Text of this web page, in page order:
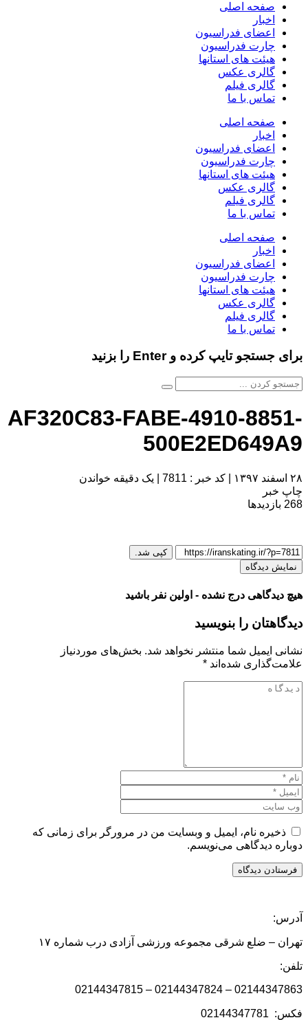
صفحه اصلی
اخبار
اعضای فدراسیون
چارت فدراسیون
هیئت های استانها
گالری عکس
گالری فیلم
تماس با ما
صفحه اصلی
اخبار
اعضای فدراسیون
چارت فدراسیون
هیئت های استانها
گالری عکس
گالری فیلم
تماس با ما
صفحه اصلی
اخبار
اعضای فدراسیون
چارت فدراسیون
هیئت های استانها
گالری عکس
گالری فیلم
تماس با ما
برای جستجو تایپ کرده و Enter را بزنید
AF320C83-FABE-4910-8851-
500E2ED649A9
۲۸ اسفند ۱۳۹۷ کد خبر : 7811
یک دقیقه خواندن
چاپ خبر
268 بازدیدها
کپی شد.
نمایش دیدگاه
هیچ دیدگاهی درج نشده - اولین نفر باشید
دیدگاهتان را بنویسید
نشانی ایمیل شما منتشر نخواهد شد. بخش‌های موردنیاز
علامت‌گذاری شده‌اند *
ذخیره نام، ایمیل و وبسایت من در مرورگر برای زمانی که
دوباره دیدگاهی می‌نویسم.
آدرس:
تهران – ضلع شرقی مجموعه ورزشی آزادی درب شماره ۱۷
تلفن:
02144347863 – 02144347824 – 02144347815
فکس: 02144347781